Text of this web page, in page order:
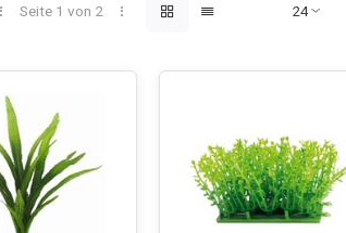
Seite 1 von 2